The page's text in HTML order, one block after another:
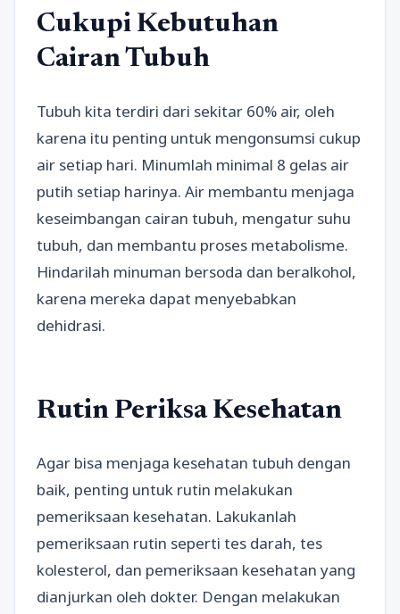
Cukupi Kebutuhan
Cairan Tubuh
Tubuh kita terdiri dari sekitar 60% air, oleh
karena itu penting untuk mengonsumsi cukup
air setiap hari. Minumlah minimal 8 gelas air
putih setiap harinya. Air membantu menjaga
keseimbangan cairan tubuh, mengatur suhu
tubuh, dan membantu proses metabolisme.
Hindarilah minuman bersoda dan beralkohol,
karena mereka dapat menyebabkan
dehidrasi.
Rutin Periksa Kesehatan
Agar bisa menjaga kesehatan tubuh dengan
baik, penting untuk rutin melakukan
pemeriksaan kesehatan. Lakukanlah
pemeriksaan rutin seperti tes darah, tes
kolesterol, dan pemeriksaan kesehatan yang
dianjurkan oleh dokter. Dengan melakukan